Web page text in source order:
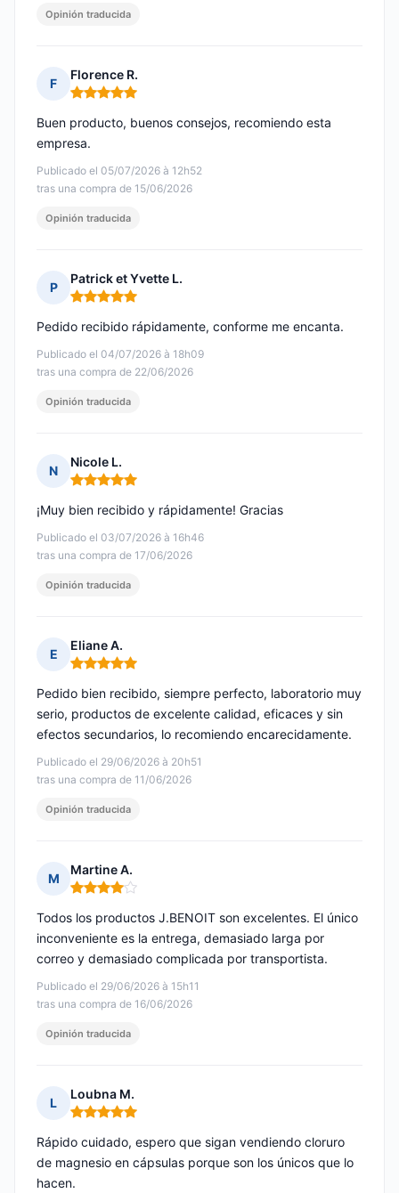
Opinión traducida
F
Florence R.
Nota: 5 de 5
Publicado el 05/07/2026 à 12h52
tras una compra de 15/06/2026
Buen producto, buenos consejos, recomiendo esta
empresa.
Opinión traducida
P
Patrick et Yvette L.
Nota: 5 de 5
Publicado el 04/07/2026 à 18h09
tras una compra de 22/06/2026
Pedido recibido rápidamente, conforme me encanta.
Opinión traducida
N
Nicole L.
Nota: 5 de 5
Publicado el 03/07/2026 à 16h46
tras una compra de 17/06/2026
¡Muy bien recibido y rápidamente! Gracias
Opinión traducida
E
Eliane A.
Nota: 5 de 5
Publicado el 29/06/2026 à 20h51
tras una compra de 11/06/2026
Pedido bien recibido, siempre perfecto, laboratorio muy
serio, productos de excelente calidad, eficaces y sin
efectos secundarios, lo recomiendo encarecidamente.
Opinión traducida
M
Martine A.
Nota: 4 de 5
Publicado el 29/06/2026 à 15h11
tras una compra de 16/06/2026
Todos los productos J.BENOIT son excelentes. El único
inconveniente es la entrega, demasiado larga por
correo y demasiado complicada por transportista.
Opinión traducida
L
Loubna M.
Nota: 5 de 5
Rápido cuidado, espero que sigan vendiendo cloruro
de magnesio en cápsulas porque son los únicos que lo
hacen.